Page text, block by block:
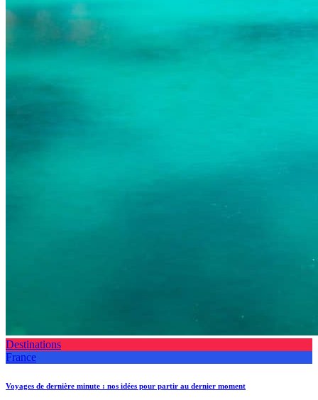
Destinations
France
Voyages de dernière minute : nos idées pour partir au dernier moment